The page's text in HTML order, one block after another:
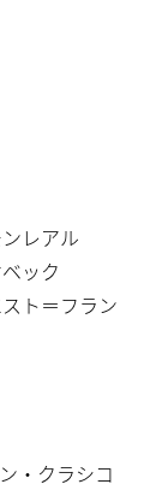
レアル
ック
ト＝フラン
・クラシコ